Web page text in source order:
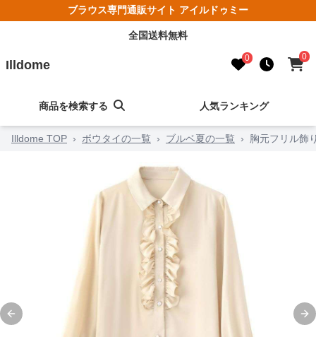
ブラウス専門通販サイト アイルドゥミー
全国送料無料
Illdome 0 0
商品を検索する 人気ランキング
Illdome TOP › ボウタイの一覧 › ブルベ夏の一覧 › 胸元フリル飾
Previous slide